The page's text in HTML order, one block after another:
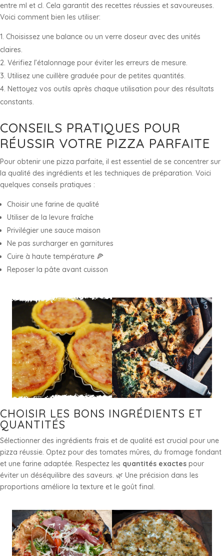
entre ml et cl. Cela garantit des recettes réussies et savoureuses.
Voici comment bien les utiliser:
Choisissez une balance ou un verre doseur avec des unités
claires.
Vérifiez l’étalonnage pour éviter les erreurs de mesure.
Utilisez une cuillère graduée pour de petites quantités.
Nettoyez vos outils après chaque utilisation pour des résultats
constants.
CONSEILS PRATIQUES POUR
RÉUSSIR VOTRE PIZZA PARFAITE
Pour obtenir une pizza parfaite, il est essentiel de se concentrer sur
la qualité des ingrédients et les techniques de préparation. Voici
quelques conseils pratiques :
Choisir une farine de qualité
Utiliser de la levure fraîche
Privilégier une sauce maison
Ne pas surcharger en garnitures
Cuire à haute température 🍕
Reposer la pâte avant cuisson
CHOISIR LES BONS INGRÉDIENTS ET
QUANTITÉS
Sélectionner des ingrédients frais et de qualité est crucial pour une
pizza réussie. Optez pour des tomates mûres, du fromage fondant
et une farine adaptée. Respectez les quantités exactes pour
éviter un déséquilibre des saveurs. 🌿 Une précision dans les
proportions améliore la texture et le goût final.